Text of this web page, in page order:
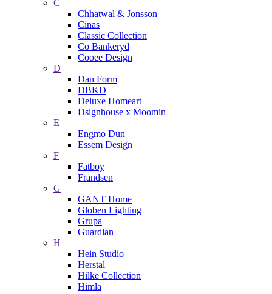
C
Chhatwal & Jonsson
Cinas
Classic Collection
Co Bankeryd
Cooee Design
D
Dan Form
DBKD
Deluxe Homeart
Dsignhouse x Moomin
E
Engmo Dun
Essem Design
F
Fatboy
Frandsen
G
GANT Home
Globen Lighting
Grupa
Guardian
H
Hein Studio
Herstal
Hilke Collection
Himla